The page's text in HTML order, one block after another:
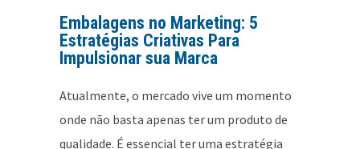
Embalagens no Marketing: 5
Estratégias Criativas Para
Impulsionar sua Marca
Atualmente, o mercado vive um momento
onde não basta apenas ter um produto de
qualidade. É essencial ter uma estratégia